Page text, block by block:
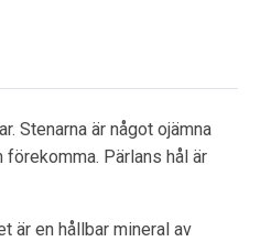
Stenarna är något ojämna
Pärlans hål är
är en hållbar mineral av